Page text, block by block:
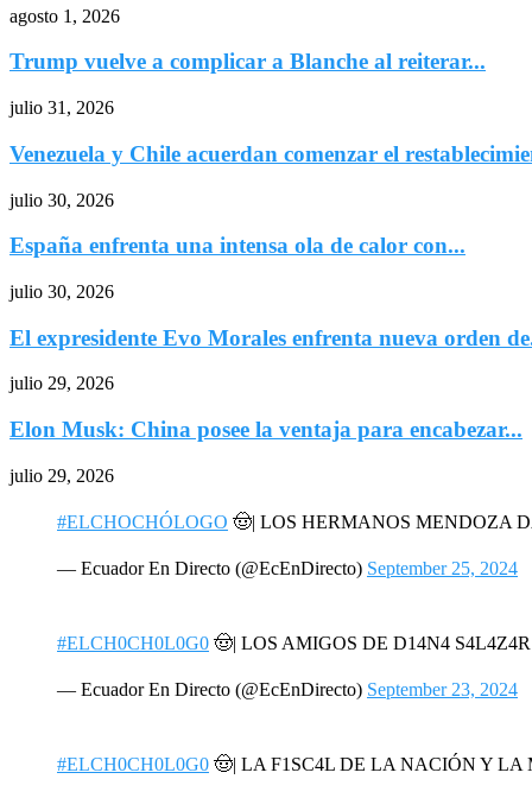
agosto 1, 2026
Trump vuelve a complicar a Blanche al reiterar...
julio 31, 2026
Venezuela y Chile acuerdan comenzar el
julio 30, 2026
España enfrenta una intensa ola de calor con...
julio 30, 2026
El expresidente Evo Morales enfrenta nueva orden
julio 29, 2026
Elon Musk: China posee la ventaja para encabezar...
julio 29, 2026
#ELCHOCHÓLOGO 🤠| LOS HERMANOS MENDOZA
— Ecuador En Directo (@EcEnDirecto) September 25, 2024
#ELCH0CH0L0G0 🤠| LOS AMIGOS DE D14N4
— Ecuador En Directo (@EcEnDirecto) September 23, 2024
#ELCH0CH0L0G0 🤠| LA F1SC4L DE LA NACIÓN Y LA